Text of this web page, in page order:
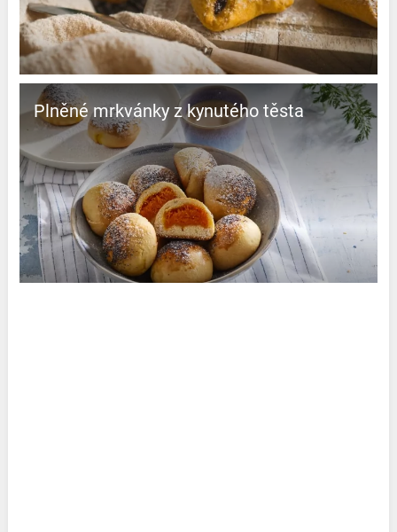
Plněné mrkvánky z kynutého těsta